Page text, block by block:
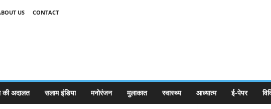
US
CONTACT
की अदालत सलाम इंडिया मनोरंजन मुलाकात स्वास्थ्य आध्यात्म ई-पेपर